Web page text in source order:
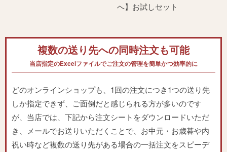
へ】お試しセット
複数の送り先への同時注文も可能
当店指定のExcelファイルでご注文の管理を簡単かつ効率的に
どのオンラインショップも、1回の注文につき1つの送り先
しか指定できず、ご面倒だと感じられる方が多いのです
が、当店では、下記から注文シートをダウンロードいただ
き、メールでお送りいただくことで、お中元・お歳暮や内
祝い時など複数の送り先がある場合の一括注文をスピーデ